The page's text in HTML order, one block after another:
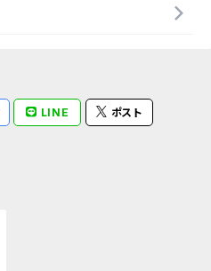
LINE ポスト